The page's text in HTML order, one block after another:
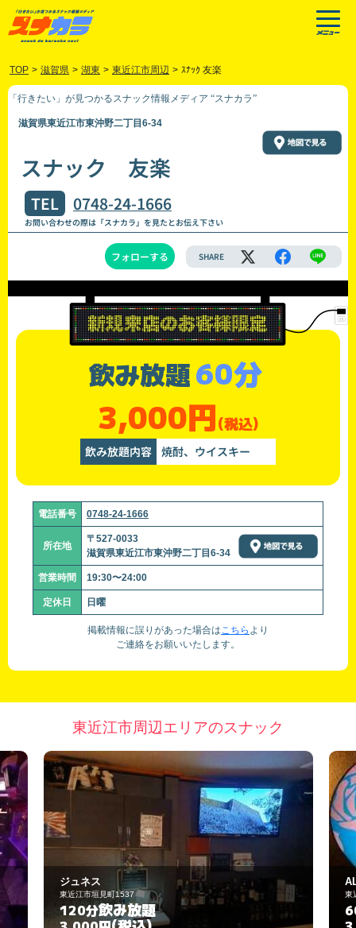
TOP > 滋賀県 > 湖東 > 東近江市周辺 > ｽﾅｯｸ 友楽
「行きたい」が見つかるスナック情報メディア “スナカラ”
滋賀県東近江市東沖野二丁目6-34
スナック 友楽
TEL 0748-24-1666
お問い合わせの際は「スナカラ」を見たとお伝え下さい
フォローする SHARE
飲み放題60分
3,000円(税込)
飲み放題内容 焼酎、ウイスキー
電話番号 0748-24-1666
所在地
〒527-0033
滋賀県東近江市東沖野二丁目6-34
営業時間 19:30〜24:00
定休日 日曜
掲載情報に誤りがあった場合はこちら より
ご連絡をお願いいたします。
東近江市周辺エリアのスナック
ジュネス
東近江市垣見町1537
120分飲み放題
東